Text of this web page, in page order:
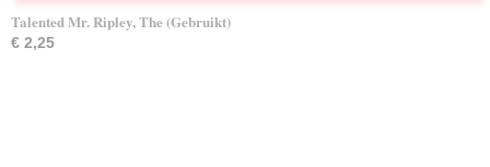
Talented Mr. Ripley, The (Gebruikt)
€ 2,25